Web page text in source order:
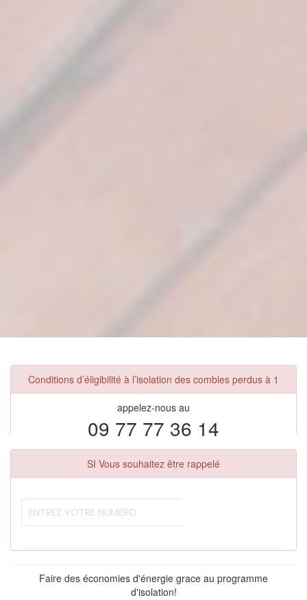
Conditions d’éligibilité à l’isolation des combles perdus à 1
appelez-nous au
09 77 77 36 14
SI Vous souhaitez être rappelé
Faire des économies d'énergie grace au programme
d'isolation!